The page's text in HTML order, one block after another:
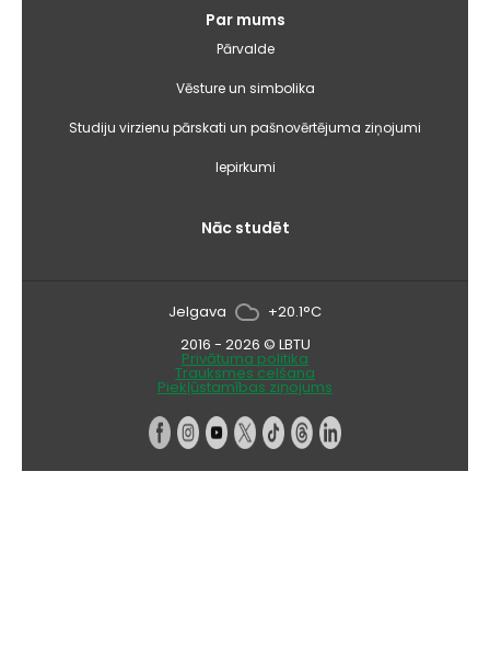
Par mums
Pārvalde
Vēsture un simbolika
Studiju virzienu pārskati un pašnovērtējuma ziņojumi
Iepirkumi
Nāc studēt
Jelgava
+20.1°C
2016 - 2026 © LBTU
Privātuma politika
Trauksmes celšana
Piekļūstamības ziņojums